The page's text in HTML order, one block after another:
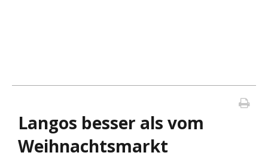
Langos besser als vom
Weihnachtsmarkt